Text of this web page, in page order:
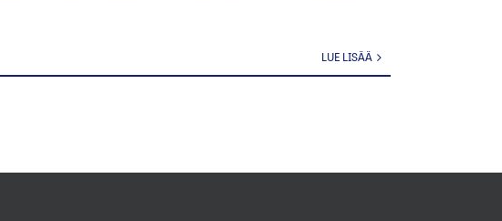
LUE LISÄÄ